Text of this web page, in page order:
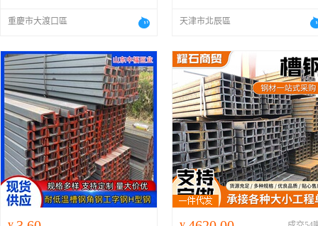
重慶市大渡口區 天津市北辰區